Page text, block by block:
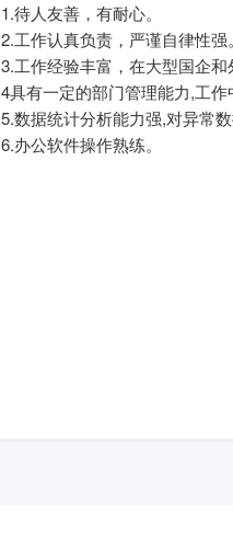
1.待人友善，有耐心。
2.工作认真负责，严谨自律性强。
3.工作经验丰富，在大型国企
4具有一定的部门管理能力,工作
5.数据统计分析能力强,对异常
6.办公软件操作熟练。